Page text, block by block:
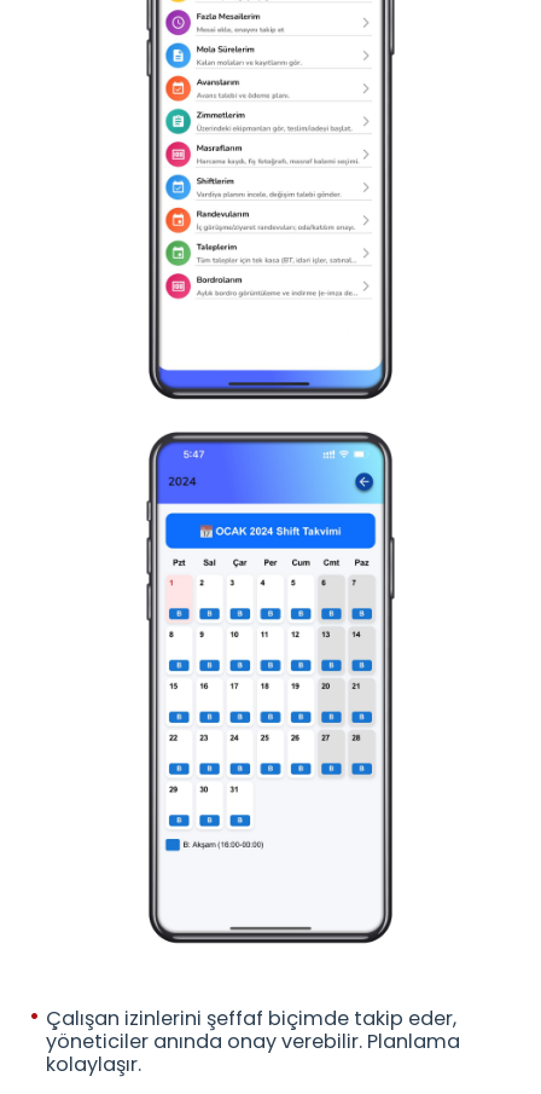
Çalışan izinlerini şeffaf biçimde takip eder,
yöneticiler anında onay verebilir. Planlama
kolaylaşır.